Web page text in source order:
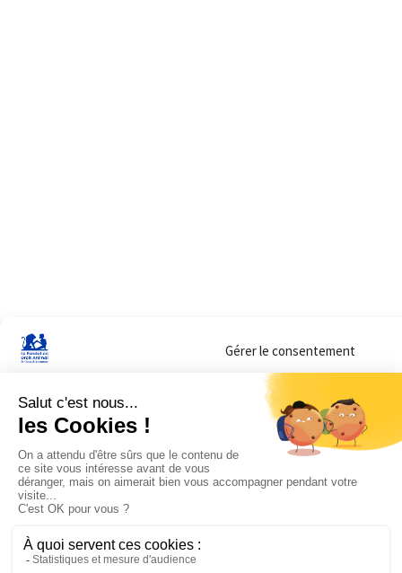
Gérer le consentement
Sur ce site, nous utilisons des cookies pour mesurer notre audience et vous
lorsque vous y consentez. Vous pouvez sélectionner ceux que vous autorisez
navigation.